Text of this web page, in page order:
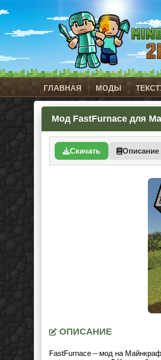
ГЛАВНАЯ МОДЫ
Мод FastFurnace для
Скачать Описание
ОПИСАНИЕ
FastFurnace – мод на